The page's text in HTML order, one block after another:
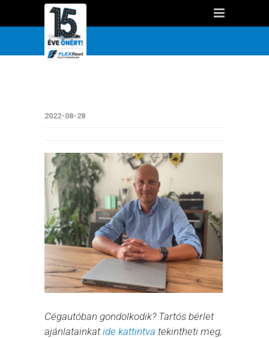
2022-08-28
Cégautóban gondolkodik? Tartós bérlet
ajánlatainkatide kattintva tekintheti meg,